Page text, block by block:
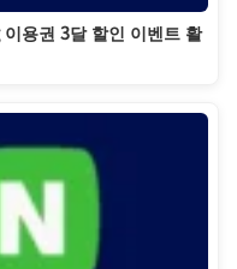
용권 3달 할인 이벤트 활